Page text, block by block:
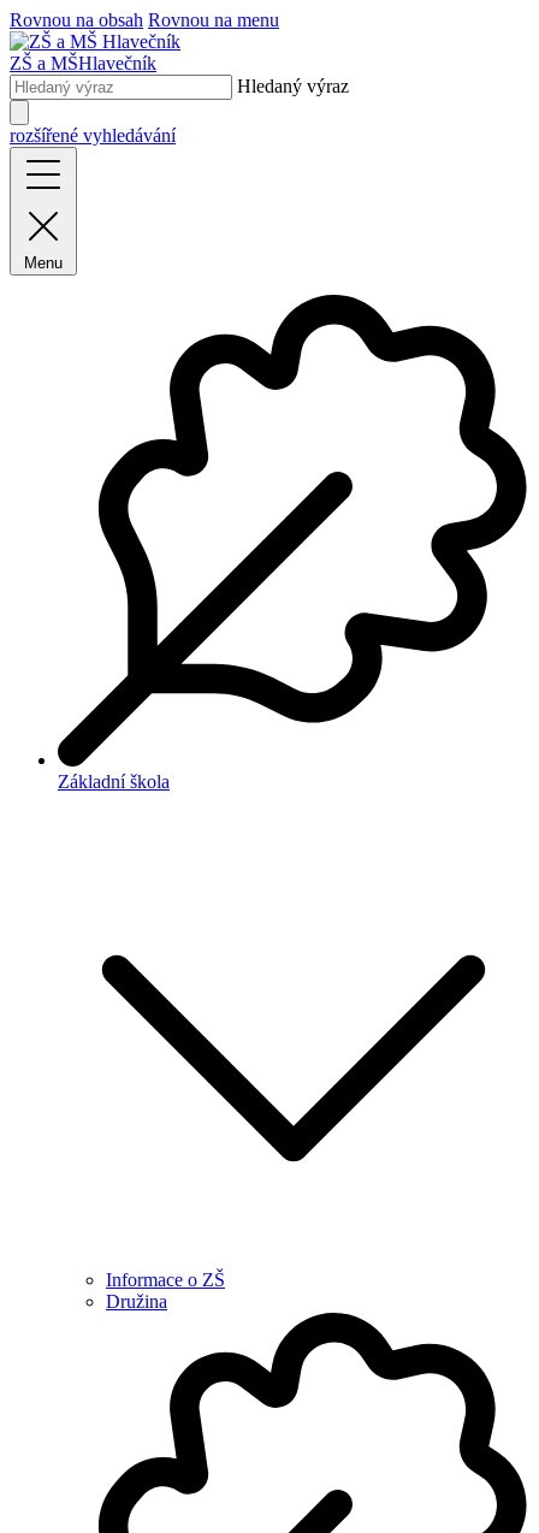
Rovnou na obsah Rovnou na menu
ZŠ a MŠHlavečník
Hledaný výraz
rozšířené vyhledávání
Menu
Základní škola
Informace o ZŠ
Družina